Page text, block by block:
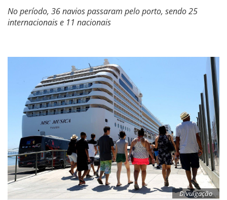
No período, 36 navios passaram pelo porto, sendo 25
internacionais e 11 nacionais
Divulgação